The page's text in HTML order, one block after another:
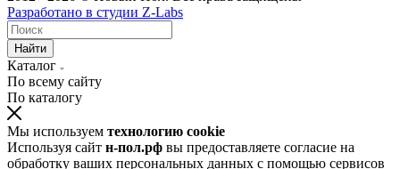
Разработано в студии Z-Labs
Найти
Каталог
По всему сайту
По каталогу
Мы используем технологию cookie
Используя сайт н-пол.рф вы предоставляете согласие на
обработку ваших персональных данных с помощью сервисов